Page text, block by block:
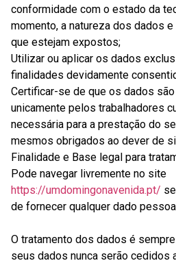
conformidade com o estado da
momento, a natureza dos dados
que estejam expostos;
Utilizar ou aplicar os dados
finalidades devidamente
Certificar-se de que os dados
unicamente pelos trabalhadores
necessária para a prestação do
mesmos obrigados ao dever de
Finalidade e Base legal para
Pode navegar livremente no site
https://umdomingonavenida.pt/
de fornecer qualquer dado
O tratamento dos dados é
seus dados nunca serão cedidos